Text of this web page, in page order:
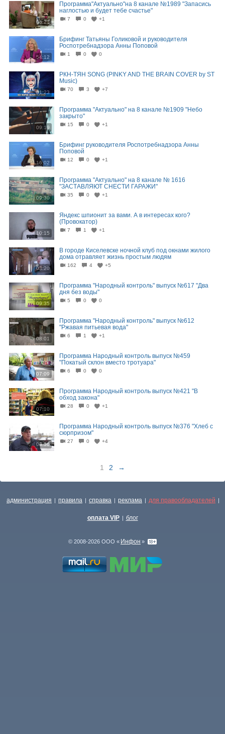
06:21
Программа"Актуально"на 8 канале №1989 "Запасись
наглостью и будет тебе счастье"
7 0 +1
54:12
Брифинг Татьяны Голиковой и руководителя
Роспотребнадзора Анны Поповой
1 0 0
01:23
РКН-ТЯН SONG (PINKY AND THE BRAIN COVER by ST
Music)
70 3 +7
09:19
Программа "Актуально" на 8 канале №1909 "Небо
закрыто"
15 0 +1
16:02
Брифинг руководителя Роспотребнадзора Анны
Поповой
12 0 +1
09:30
Программа "Актуально" на 8 канале № 1616
"ЗАСТАВЛЯЮТ СНЕСТИ ГАРАЖИ"
35 0 +1
10:15
Яндекс шпионит за вами. А в интересах кого?
(Провокатор)
7 1 +1
03:20
В городе Киселевске ночной клуб под окнами жилого
дома отравляет жизнь простым людям
162 4 +5
09:35
Программа "Народный контроль" выпуск №617 "Два
дня без воды"
5 0 0
08:01
Программа "Народный контроль" выпуск №612
"Ржавая питьевая вода"
6 1 +1
07:09
Программа Народный контроль выпуск №459
"Покатый склон вместо тротуара"
6 0 0
07:10
Программа Народный контроль выпуск №421 "В
обход закона"
28 0 +1
03:56
Программа Народный контроль выпуск №376 "Хлеб с
сюрпризом"
27 0 +4
1 2 →
администрация | правила | справка | реклама | для правообладателей |
оплата VIP | блог
© 2008-2026 ООО « Инфон »